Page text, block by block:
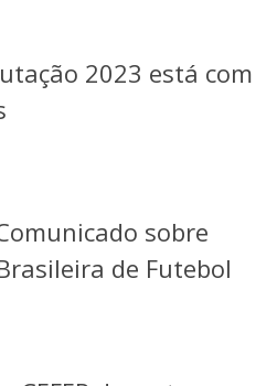
2023 está com
sobre
de Futebol